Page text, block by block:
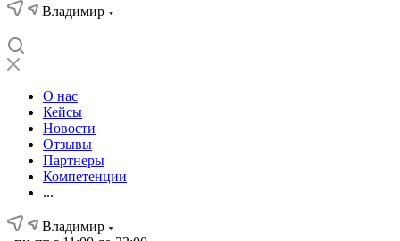
Владимир
О нас
Кейсы
Новости
Отзывы
Партнеры
Компетенции
...
Владимир